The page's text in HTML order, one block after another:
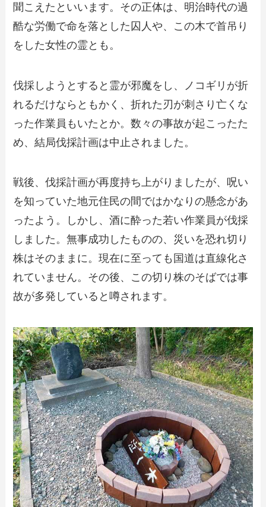
聞こえたといいます。その正体は、明治時代の過
酷な労働で命を落とした囚人や、この木で首吊り
をした女性の霊とも。
伐採しようとすると霊が邪魔をし、ノコギリが折
れるだけならともかく、折れた刃が刺さり亡くな
った作業員もいたとか。数々の事故が起こったた
め、結局伐採計画は中止されました。
戦後、伐採計画が再度持ち上がりましたが、呪い
を知っていた地元住民の間ではかなりの懸念があ
ったよう。しかし、酒に酔った若い作業員が伐採
しました。無事成功したものの、災いを恐れ切り
株はそのままに。現在に至っても国道は直線化さ
れていません。その後、この切り株のそばでは事
故が多発していると噂されます。